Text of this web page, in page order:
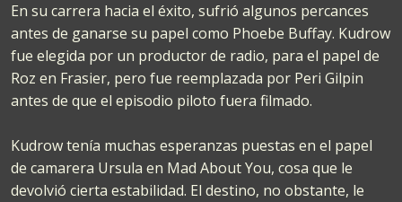
En su carrera hacia el éxito, sufrió algunos percances
antes de ganarse su papel como Phoebe Buffay. Kudrow
fue elegida por un productor de radio, para el papel de
Roz en Frasier, pero fue reemplazada por Peri Gilpin
antes de que el episodio piloto fuera filmado.
Kudrow tenía muchas esperanzas puestas en el papel
de camarera Ursula en Mad About You, cosa que le
devolvió cierta estabilidad. El destino, no obstante, le